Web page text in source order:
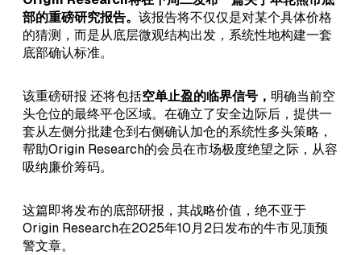
部的重磅研究报告。 该报告将不仅仅是对某个具体价格
的猜测，而是从底层微观结构出发，系统性地构建一套
底部确认标准。
该重磅研报 还将包括空单止盈的临界信号， 明确当前空
头仓位的最终平仓区域。在确立了安全边际后，提供一
套从左侧分批建仓到右侧确认加仓的系统性多头策略，
帮助Origin Research的会员在市场极度绝望之际，从容
吸纳廉价筹码。
这篇即将发布的底部研报，其战略价值，绝不亚于
Origin Research在2025年10月2日发布的牛市见顶预
警文章。